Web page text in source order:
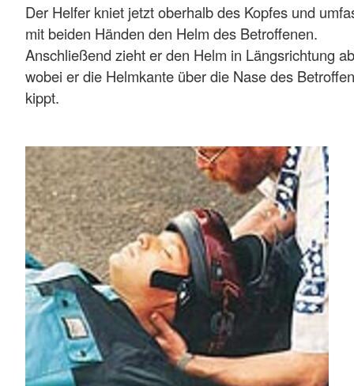
Der Helfer kniet jetzt oberhalb des Kopfes und
mit beiden Händen den Helm des Betroffenen.
Anschließend zieht er den Helm in Längsrichtung
wobei er die Helmkante über die Nase des
kippt.